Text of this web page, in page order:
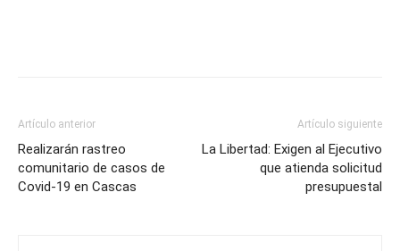
Artículo anterior
Realizarán rastreo
comunitario de casos de
Covid-19 en Cascas
Artículo siguiente
La Libertad: Exigen al Ejecutivo
que atienda solicitud
presupuestal